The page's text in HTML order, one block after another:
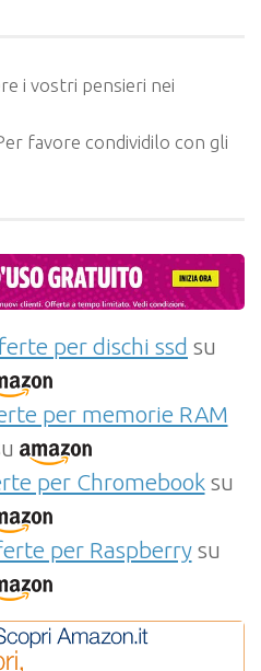
i vostri pensieri nei
favore condividilo con gli
per dischi ssd su
per memorie RAM
per Chromebooksu
per Raspberrysu